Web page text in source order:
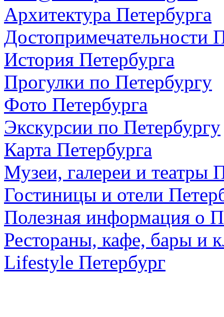
Архитектура Петербурга
Достопримечательности
История Петербурга
Прогулки по Петербургу
Фото Петербурга
Экскурсии по Петербургу
Карта Петербурга
Музеи, галереи и театры
Гостиницы и отели
Полезная информация о
Рестораны, кафе, бары и
Lifestyle Петербург